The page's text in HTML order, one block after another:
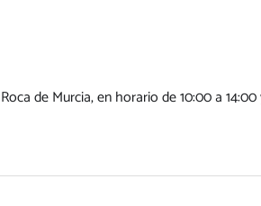
de Murcia, en horario de 10:00 a